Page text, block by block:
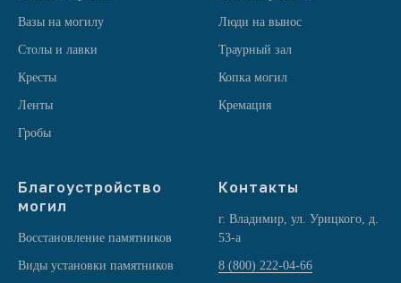
Вазы на могилу
Столы и лавки
Кресты
Ленты
Гробы
Люди на вынос
Траурный зал
Копка могил
Кремация
Благоустройство
могил
Восстановление памятников
Виды установки памятников
Контакты
г. Владимир, ул. Урицкого, д.
53-а
8 (800) 222-04-66